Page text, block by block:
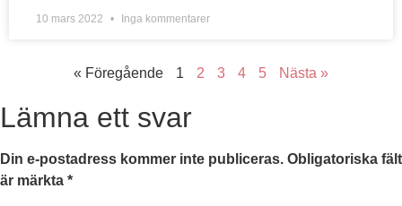
10 mars 2022 Inga kommentarer
« Föregående 1 2 3 4 5 Nästa »
Lämna ett svar
Din e-postadress kommer inte publiceras. Obligatoriska fält
är märkta *